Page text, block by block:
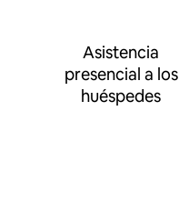
Asistencia
presencial a los
huéspedes